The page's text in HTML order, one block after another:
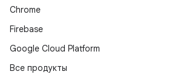
Chrome
Firebase
Google Cloud Platform
Все продукты